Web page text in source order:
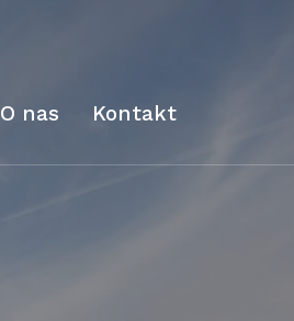
O nas Kontakt